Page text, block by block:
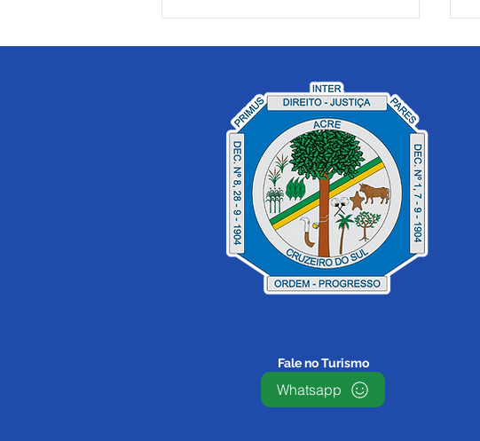
12 de junho: Feliz Dia dos
Namorados!
Fale no Turismo
Whatsapp